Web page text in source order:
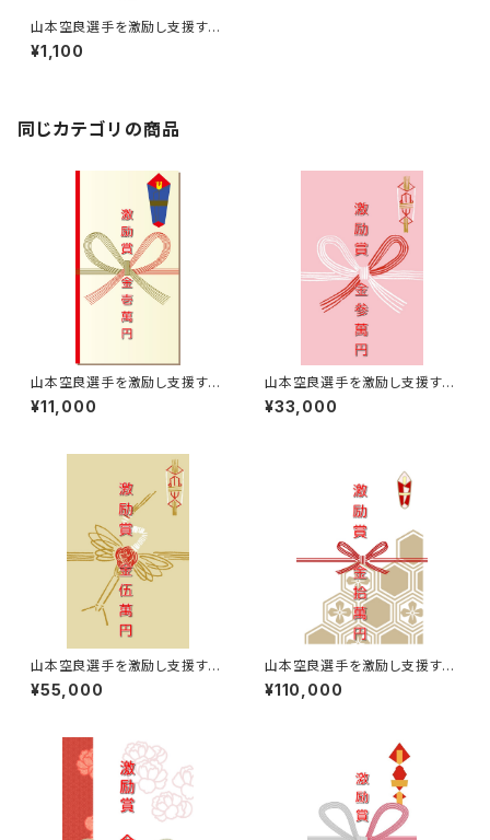
山本空良選手を激励し支援する
￥1,100【激励賞】
¥1,100
同じカテゴリの商品
山本空良選手を激励し支援する
￥11,000【激励賞】
¥11,000
山本空良選手を激励し支援する
￥33,000【激励賞】
¥33,000
山本空良選手を激励し支援する
￥55,000【激励賞】
¥55,000
山本空良選手を激励し支援する
￥110,000【激励賞】
¥110,000